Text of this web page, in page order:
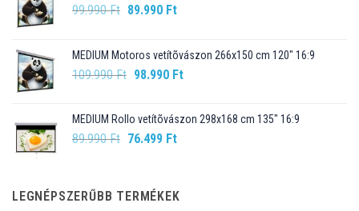
99.990Ft Original
99.990 Ft.
89.990 FtCurrent
89.990 Ft.
MEDIUM Motoros vetítõvászon 266x150 cm 120" 16:9
109.990Ft Original
109.990 Ft.
98.990 FtCurrent
98.990 Ft.
MEDIUM Rollo vetítõvászon 298x168 cm 135" 16:9
89.990Ft Original
89.990 Ft.
76.499 FtCurrent
76.499 Ft.
LEGNÉPSZERŰBB TERMÉKEK